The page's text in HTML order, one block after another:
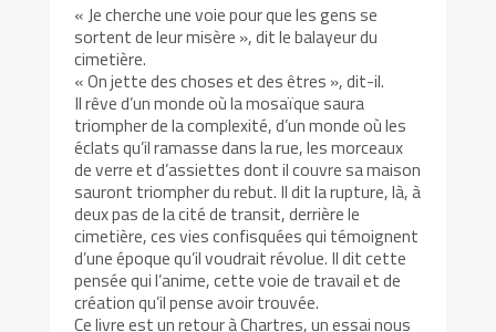
« Je cherche une voie pour que les gens se
sortent de leur misère », dit le balayeur du
cimetière.
« On jette des choses et des êtres », dit-il.
Il rêve d’un monde où la mosaïque saura
triompher de la complexité, d’un monde où les
éclats qu’il ramasse dans la rue, les morceaux
de verre et d’assiettes dont il couvre sa maison
sauront triompher du rebut. Il dit la rupture, là, à
deux pas de la cité de transit, derrière le
cimetière, ces vies confisquées qui témoignent
d’une époque qu’il voudrait révolue. Il dit cette
pensée qui l’anime, cette voie de travail et de
création qu’il pense avoir trouvée.
Ce livre est un retour à Chartres, un essai nous